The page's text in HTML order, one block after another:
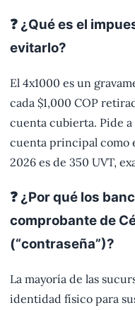
❓ ¿Qué es el
evitarlo?
El 4x1000 es un
cada $1,000 COP
cuenta cubierta. Pide
cuenta principal como
2026 es de 350 UVT,
❓ ¿Por qué los
comprobante de
(“contraseña”)?
La mayoría de las
identidad físico para